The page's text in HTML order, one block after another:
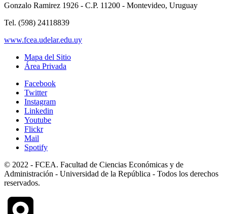
Gonzalo Ramirez 1926 - C.P. 11200 - Montevideo, Uruguay
Tel. (598) 24118839
www.fcea.udelar.edu.uy
Mapa del Sitio
Área Privada
Facebook
Twitter
Instagram
Linkedin
Youtube
Flickr
Mail
Spotify
© 2022 - FCEA. Facultad de Ciencias Económicas y de
Administración - Universidad de la República - Todos los derechos
reservados.